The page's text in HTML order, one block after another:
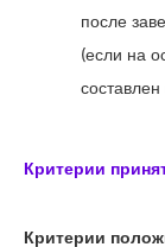
после
(если на
Критерии
Критерии